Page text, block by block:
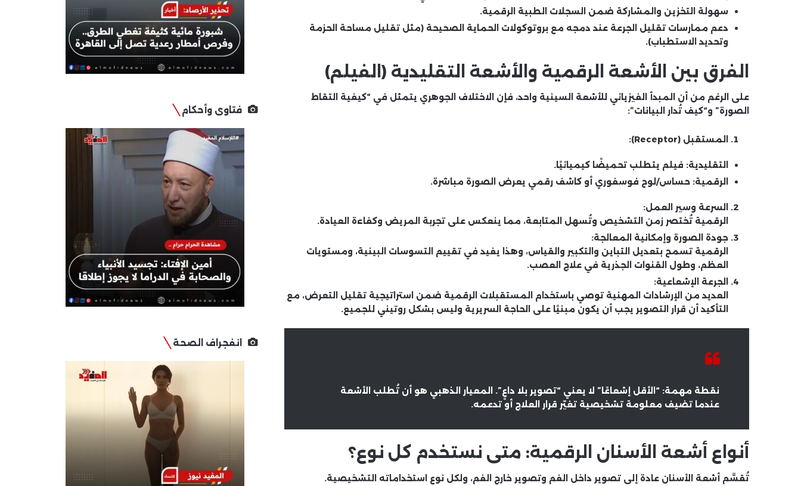
سهولة التخزين والمشاركة ضمن السجلات الطبية الرقمية.
دعم ممارسات تقليل الجرعة عند دمجه مع بروتوكولات الحماية الصحيحة (مثل تقليل مساحة الحزمة
وتحديد الاستطباب).
الفرق بين الأشعة الرقمية والأشعة التقليدية (الفيلم)
على الرغم من أن المبدأ الفيزيائي للأشعة السينية واحد، فإن الاختلاف الجوهري يتمثل في “كيفية التقاط
الصورة” و“كيف تُدار البيانات”:
المستقبل (Receptor):
التقليدية: فيلم يتطلب تحميضًا كيميائيًا.
الرقمية: حساس/لوح فوسفوري أو كاشف رقمي يعرض الصورة مباشرة.
السرعة وسير العمل:
الرقمية تُختصر زمن التشخيص وتُسهل المتابعة، مما ينعكس على تجربة المريض وكفاءة العيادة.
جودة الصورة وإمكانية المعالجة:
الرقمية تسمح بتعديل التباين والتكبير والقياس، وهذا يفيد في تقييم التسوسات البينية، ومستويات
العظم، وطول القنوات الجذرية في علاج العصب.
الجرعة الإشعاعية:
العديد من الإرشادات المهنية توصي باستخدام
المستقبلات الرقمية ضمن استراتيجية تقليل التعرض، مع
التأكيد أن قرار التصوير يجب أن يكون مبنيًا على الحاجة السريرية وليس بشكل روتيني للجميع.
نقطة مهمة: “الأقل إشعاعًا” لا يعني “تصوير بلا داعٍ”. المعيار الذهبي هو أن تُطلب الأشعة
عندما تضيف معلومة تشخيصية تغيّر قرار العلاج أو تدعمه.
أنواع أشعة الأسنان الرقمية: متى نستخدم كل نوع؟
تُقسَّم أشعة الأسنان عادة إلى تصوير داخل الفم وتصوير خارج الفم، ولكل نوع استخداماته التشخيصية.
فتاوى وأحكام
انفجراف الصحة